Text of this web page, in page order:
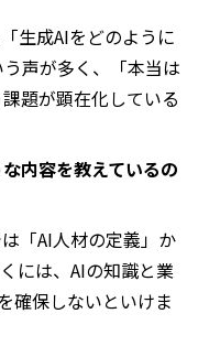
生成AIをどのように
声が多く、「本当は
題が顕在化している
内容を教えているの
「AI人材の定義」か
には、AIの知識と業
確保しないといけま